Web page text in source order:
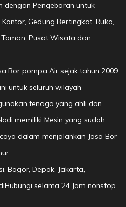
Pengeboran untuk
Gedung Bertingkat, Ruko,
Pusat Wisata dan
Bor pompa Air sejak tahun 2009
untuk seluruh wilayah
tenaga yang ahli dan
memiliki Mesin yang sudah
dalam menjalankan Jasa Bor
Bogor, Depok, Jakarta,
selama 24 Jam nonstop